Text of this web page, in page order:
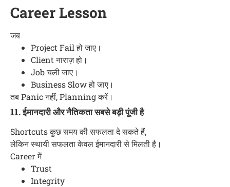
Career Lesson
जब
Project Fail हो जाए।
Client नाराज़ हो।
Job चली जाए।
Business Slow हो जाए।
तब Panic नहीं, Planning करें।
11. ईमानदारी और नैतिकता सबसे बड़ी पूंजी है
Shortcuts कुछ समय की सफलता दे सकते हैं,
लेकिन स्थायी सफलता केवल ईमानदारी से मिलती है।
Career में
Trust
Integrity